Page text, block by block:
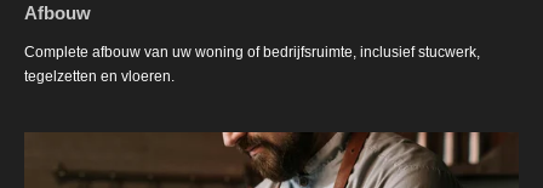
Afbouw
Complete afbouw van uw woning of bedrijfsruimte, inclusief stucwerk,
tegelzetten en vloeren.